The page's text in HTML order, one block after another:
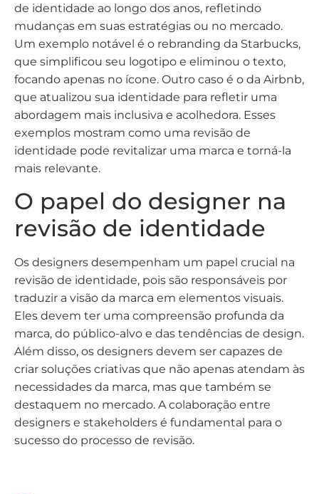
de identidade ao longo dos anos, refletindo
mudanças em suas estratégias ou no mercado.
Um exemplo notável é o rebranding da Starbucks,
que simplificou seu logotipo e eliminou o texto,
focando apenas no ícone. Outro caso é o da Airbnb,
que atualizou sua identidade para refletir uma
abordagem mais inclusiva e acolhedora. Esses
exemplos mostram como uma revisão de
identidade pode revitalizar uma marca e torná-la
mais relevante.
O papel do designer na
revisão de identidade
Os designers desempenham um papel crucial na
revisão de identidade, pois são responsáveis por
traduzir a visão da marca em elementos visuais.
Eles devem ter uma compreensão profunda da
marca, do público-alvo e das tendências de design.
Além disso, os designers devem ser capazes de
criar soluções criativas que não apenas atendam às
necessidades da marca, mas que também se
destaquem no mercado. A colaboração entre
designers e stakeholders é fundamental para o
sucesso do processo de revisão.